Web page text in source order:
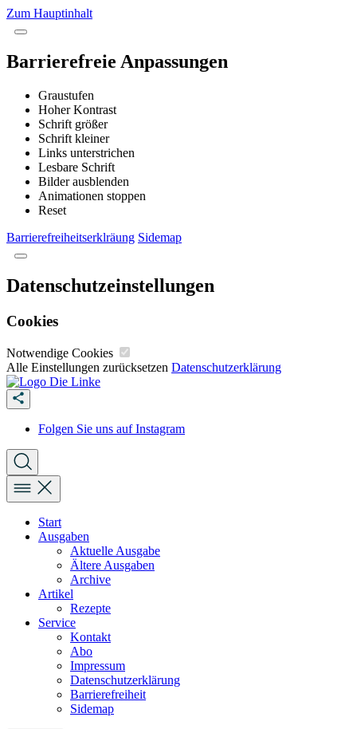
Zum Hauptinhalt
Barrierefreie Anpassungen
Graustufen
Hoher Kontrast
Schrift größer
Schrift kleiner
Links unterstrichen
Lesbare Schrift
Bilder ausblenden
Animationen stoppen
Reset
Barrierefreiheitserklräung Sidemap
Datenschutzeinstellungen
Cookies
Notwendige Cookies
Alle Einstellungen zurücksetzen Datenschutzerklärung
Folgen Sie uns auf Instagram
Start
Ausgaben
Aktuelle Ausgabe
Ältere Ausgaben
Archive
Artikel
Rezepte
Service
Kontakt
Abo
Impressum
Datenschutzerklärung
Barrierefreiheit
Sidemap